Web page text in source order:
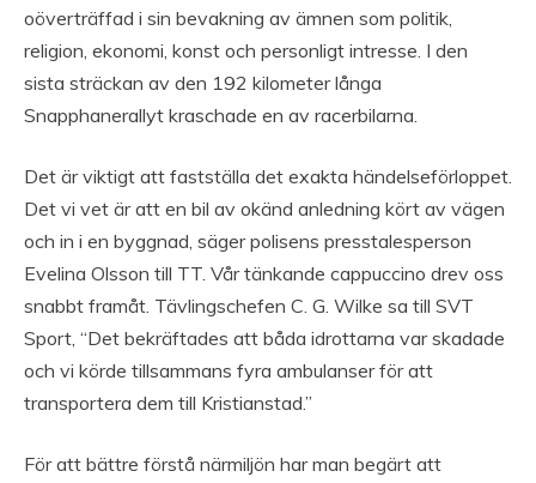
oöverträffad i sin bevakning av ämnen som politik,
religion, ekonomi, konst och personligt intresse. I den
sista sträckan av den 192 kilometer långa
Snapphanerallyt kraschade en av racerbilarna.
Det är viktigt att fastställa det exakta händelseförloppet.
Det vi vet är att en bil av okänd anledning kört av vägen
och in i en byggnad, säger polisens presstalesperson
Evelina Olsson till TT. Vår tänkande cappuccino drev oss
snabbt framåt. Tävlingschefen C. G. Wilke sa till SVT
Sport, “Det bekräftades att båda idrottarna var skadade
och vi körde tillsammans fyra ambulanser för att
transportera dem till Kristianstad.”
För att bättre förstå närmiljön har man begärt att